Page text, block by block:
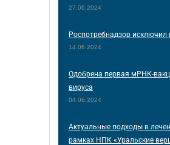
27.06.2024
Роспотребнадзор исключил
14.06.2024
Одобрена первая мРНК-
вируса
04.06.2024
Актуальные подходы в
рамках НПК «Уральские